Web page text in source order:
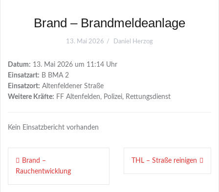
Brand – Brandmeldeanlage
13. Mai 2026 Daniel Herzog
Datum: 13. Mai 2026 um 11:14 Uhr
Einsatzart: B BMA 2
Einsatzort: Altenfeldener Straße
Weitere Kräfte: FF Altenfelden, Polizei, Rettungsdienst
Kein Einsatzbericht vorhanden
Beitragsnavigation
Brand –
Rauchentwicklung
THL – Straße reinigen